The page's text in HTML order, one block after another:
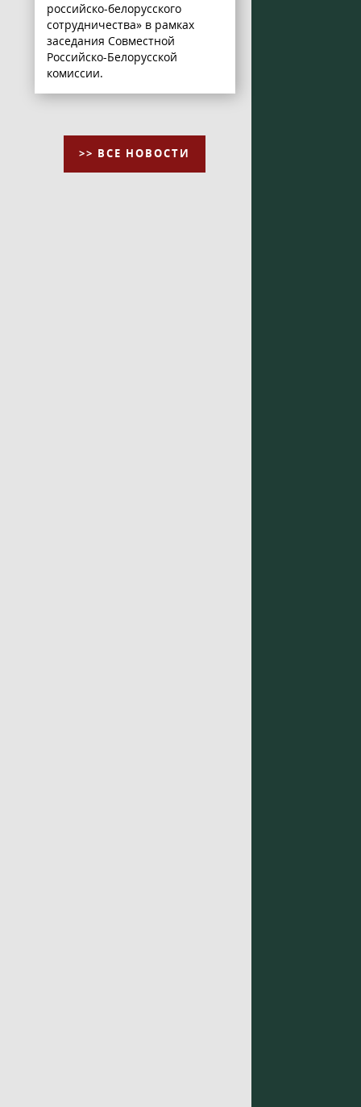
российско-белорусского
сотрудничества» в рамках
заседания Совместной
Российско-Белорусской
комиссии.
>> ВСЕ НОВОСТИ